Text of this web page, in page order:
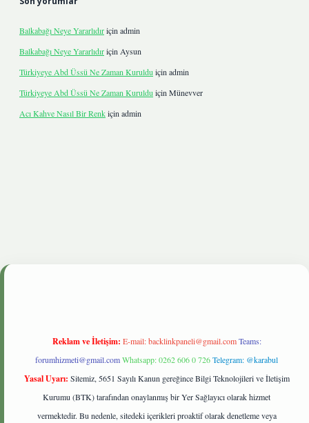
Balkabağı Neye Yararlıdıriçin admin
Balkabağı Neye Yararlıdıriçin Aysun
Türkiyeye Abd Üssü Ne Zaman Kuruldu için admin
Türkiyeye Abd Üssü Ne Zaman Kuruldu için Münevver
Acı Kahve Nasıl Bir Renkiçin admin
Reklam ve İletişim: E-mail:backlinkpaneli@gmail.com Teams:
forumhizmeti@gmail.comWhatsapp: 0262 606 0 726Telegram: @karabul
Yasal Uyarı: Sitemiz, 5651 Sayılı Kanun gereğince Bilgi Teknolojileri ve İletişim
Kurumu (BTK) tarafından onaylanmış bir Yer Sağlayıcı olarak hizmet
vermektedir. Bu nedenle, sitedeki içerikleri proaktif olarak denetleme veya